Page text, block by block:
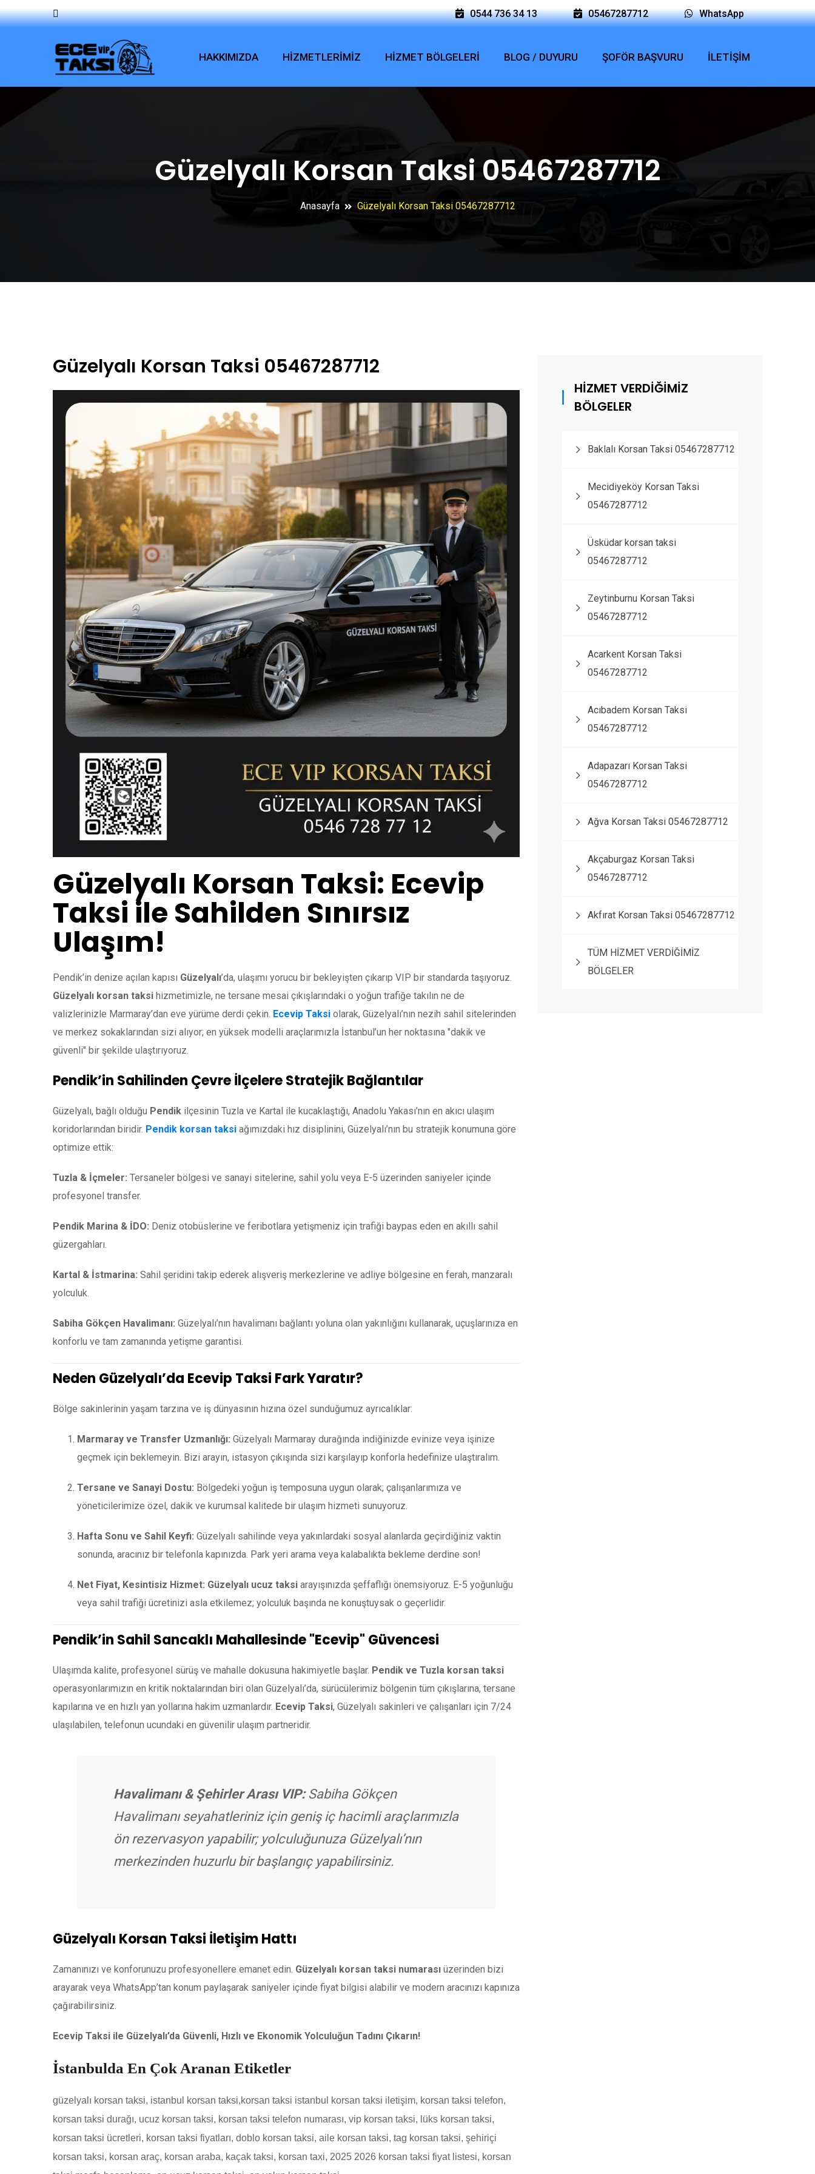
0544 736 34 13 05467287712 WhatsApp
HAKKIMIZDA HİZMETLERİMİZ HİZMET BÖLGELERİ BLOG / DUYURU ŞOFÖR BAŞVURU İLETİŞİM
Güzelyalı Korsan Taksi 05467287712
Anasayfa Güzelyalı Korsan Taksi 05467287712
Güzelyalı Korsan Taksi 05467287712
Güzelyalı Korsan Taksi: Ecevip
Taksi ile Sahilden Sınırsız
Ulaşım!
Pendik’in denize açılan kapısı Güzelyalı’da, ulaşımı yorucu bir bekleyişten çıkarıp VIP bir standarda taşıyoruz.
Güzelyalı korsan taksi hizmetimizle, ne tersane mesai çıkışlarındaki o yoğun trafiğe takılın ne de
valizlerinizle Marmaray’dan eve yürüme derdi çekin. Ecevip Taksi olarak, Güzelyalı’nın nezih sahil sitelerinden
ve merkez sokaklarından sizi alıyor; en yüksek modelli araçlarımızla İstanbul’un her noktasına "dakik ve
güvenli" bir şekilde ulaştırıyoruz.
Pendik’in Sahilinden Çevre İlçelere Stratejik Bağlantılar
Güzelyalı, bağlı olduğu Pendik ilçesinin Tuzla ve Kartal ile kucaklaştığı, Anadolu Yakası’nın en akıcı ulaşım
koridorlarından biridir. Pendik korsan taksi ağımızdaki hız disiplinini, Güzelyalı’nın bu stratejik konumuna göre
optimize ettik:
Tuzla & İçmeler: Tersaneler bölgesi ve sanayi sitelerine, sahil yolu veya E-5 üzerinden saniyeler içinde
profesyonel transfer.
Pendik Marina & İDO: Deniz otobüslerine ve feribotlara yetişmeniz için trafiği baypas eden en akıllı sahil
güzergahları.
Kartal & İstmarina: Sahil şeridini takip ederek alışveriş merkezlerine ve adliye bölgesine en ferah, manzaralı
yolculuk.
Sabiha Gökçen Havalimanı: Güzelyalı’nın havalimanı bağlantı yoluna olan yakınlığını kullanarak, uçuşlarınıza en
konforlu ve tam zamanında yetişme garantisi.
Neden Güzelyalı’da Ecevip Taksi Fark Yaratır?
Bölge sakinlerinin yaşam tarzına ve iş dünyasının hızına özel sunduğumuz ayrıcalıklar:
Marmaray ve Transfer Uzmanlığı: Güzelyalı Marmaray durağında indiğinizde evinize veya işinize
geçmek için beklemeyin. Bizi arayın, istasyon çıkışında sizi karşılayıp konforla hedefinize ulaştıralım.
Tersane ve Sanayi Dostu: Bölgedeki yoğun iş temposuna uygun olarak; çalışanlarımıza ve
yöneticilerimize özel, dakik ve kurumsal kalitede bir ulaşım hizmeti sunuyoruz.
Hafta Sonu ve Sahil Keyfi: Güzelyalı sahilinde veya yakınlardaki sosyal alanlarda geçirdiğiniz vaktin
sonunda, aracınız bir telefonla kapınızda. Park yeri arama veya kalabalıkta bekleme derdine son!
Net Fiyat, Kesintisiz Hizmet: Güzelyalı ucuz taksi arayışınızda şeffaflığı önemsiyoruz. E-5 yoğunluğu
veya sahil trafiği ücretinizi asla etkilemez; yolculuk başında ne konuştuysak o geçerlidir.
Pendik’in Sahil Sancaklı Mahallesinde "Ecevip" Güvencesi
Ulaşımda kalite, profesyonel sürüş ve mahalle dokusuna hakimiyetle başlar. Pendik ve Tuzla korsan taksi
operasyonlarımızın en kritik noktalarından biri olan Güzelyalı’da, sürücülerimiz bölgenin tüm çıkışlarına, tersane
kapılarına ve en hızlı yan yollarına hakim uzmanlardır. Ecevip Taksi, Güzelyalı sakinleri ve çalışanları için 7/24
ulaşılabilen, telefonun ucundaki en güvenilir ulaşım partneridir.
Havalimanı & Şehirler Arası VIP:Sabiha Gökçen
Havalimanı seyahatleriniz için geniş iç hacimli araçlarımızla
ön rezervasyon yapabilir; yolculuğunuza Güzelyalı’nın
merkezinden huzurlu bir başlangıç yapabilirsiniz.
Güzelyalı Korsan Taksi İletişim Hattı
Zamanınızı ve konforunuzu profesyonellere emanet edin. Güzelyalı korsan taksi numarası üzerinden bizi
arayarak veya WhatsApp’tan konum paylaşarak saniyeler içinde fiyat bilgisi alabilir ve modern aracınızı kapınıza
çağırabilirsiniz.
Ecevip Taksi ile Güzelyalı’da Güvenli, Hızlı ve Ekonomik Yolculuğun Tadını Çıkarın!
İstanbulda En Çok Aranan Etiketler
güzelyalı korsan taksi, istanbul korsan taksi,korsan taksi istanbul korsan taksi iletişim, korsan taksi telefon,
korsan taksi durağı, ucuz korsan taksi, korsan taksi telefon numarası, vip korsan taksi, lüks korsan taksi,
korsan taksi ücretleri, korsan taksi fiyatları, doblo korsan taksi, aile korsan taksi, tag korsan taksi, şehiriçi
korsan taksi, korsan araç, korsan araba, kaçak taksi, korsan taxi, 2025 2026 korsan taksi fiyat listesi, korsan
HİZMET VERDİĞİMİZ
BÖLGELER
Baklalı Korsan Taksi 05467287712
Mecidiyeköy Korsan Taksi
05467287712
Üsküdar korsan taksi
05467287712
Zeytinburnu Korsan Taksi
05467287712
Acarkent Korsan Taksi
05467287712
Acıbadem Korsan Taksi
05467287712
Adapazarı Korsan Taksi
05467287712
Ağva Korsan Taksi 05467287712
Akçaburgaz Korsan Taksi
05467287712
Akfırat Korsan Taksi 05467287712
TÜM HİZMET VERDİĞİMİZ
BÖLGELER